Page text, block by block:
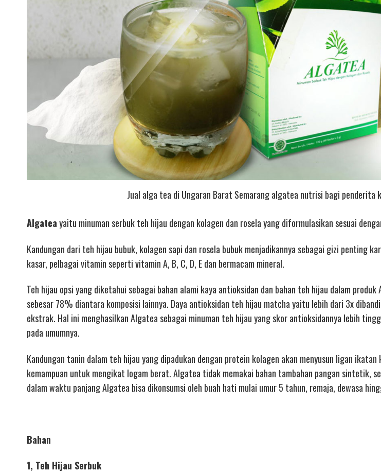
Jual alga tea di Ungaran Barat Semarang algatea nutrisi bagi penderita
Algateayaitu minuman serbuk teh hijau dengan kolagen dan rosela yang diformulasikan sesuai
Kandungan dari teh hijau bubuk, kolagen sapi dan rosela bubuk menjadikannya sebagai gizi penting
kasar, pelbagai vitamin seperti vitamin A, B, C, D, E dan bermacam mineral.
Teh hijau opsi yang diketahui sebagai bahan alami kaya antioksidan dan bahan teh hijau dalam
sebesar 78% diantara komposisi lainnya. Daya antioksidan teh hijau matcha yaitu lebih dari 3x
ekstrak. Hal ini menghasilkan Algatea sebagai minuman teh hijau yang skor antioksidannya lebih
pada umumnya.
Kandungan tanin dalam teh hijau yang dipadukan dengan protein kolagen akan menyusun ligan ikatan
kemampuan untuk mengikat logam berat. Algatea tidak memakai bahan tambahan pangan sintetik,
dalam waktu panjang Algatea bisa dikonsumsi oleh buah hati mulai umur 5 tahun, remaja, dewasa
Bahan
1, Teh Hijau Serbuk